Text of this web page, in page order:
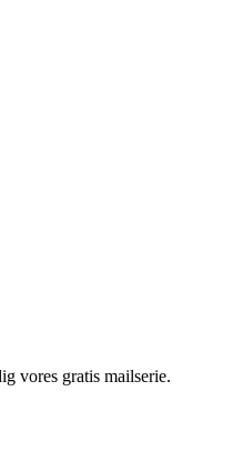
vores gratis mailserie.